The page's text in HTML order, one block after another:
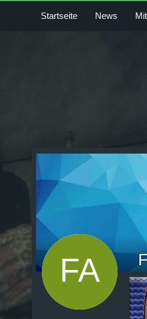
Startseite News